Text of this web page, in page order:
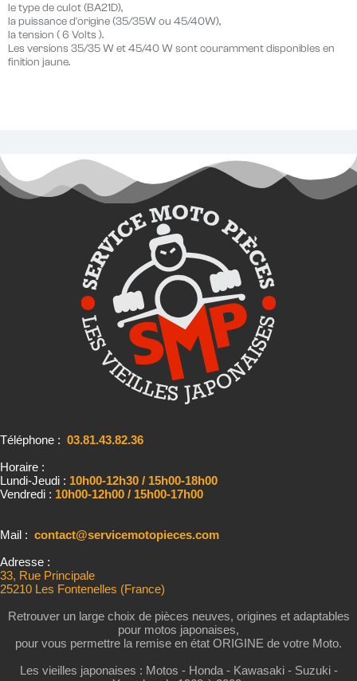
le type de culot (BA21D),
la puissance d'origine (35/35W ou 45/40W),
la tension ( 6 Volts ).
Les versions 35/35 W et 45/40 W sont couramment disponibles en
finition jaune.
Téléphone : 03.81.43.82.36
Horaire :
Lundi-Jeudi : 10h00-12h30 / 15h00-18h00
Vendredi : 10h00-12h00 / 15h00-17h00
Mail : contact@servicemotopieces.com
Adresse :
33, Rue Principale
25210 Les Fontenelles (France)
Retrouver un large choix de pièces neuves, origines et adaptables
pour motos japonaises,
pour vous permettre la remise en état ORIGINE de votre Moto.
Les vieilles japonaises : Motos - Honda - Kawasaki - Suzuki -